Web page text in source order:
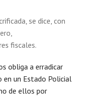
se dice, con
fiscales.
obliga a erradicar
en un Estado Policial
de ellos por